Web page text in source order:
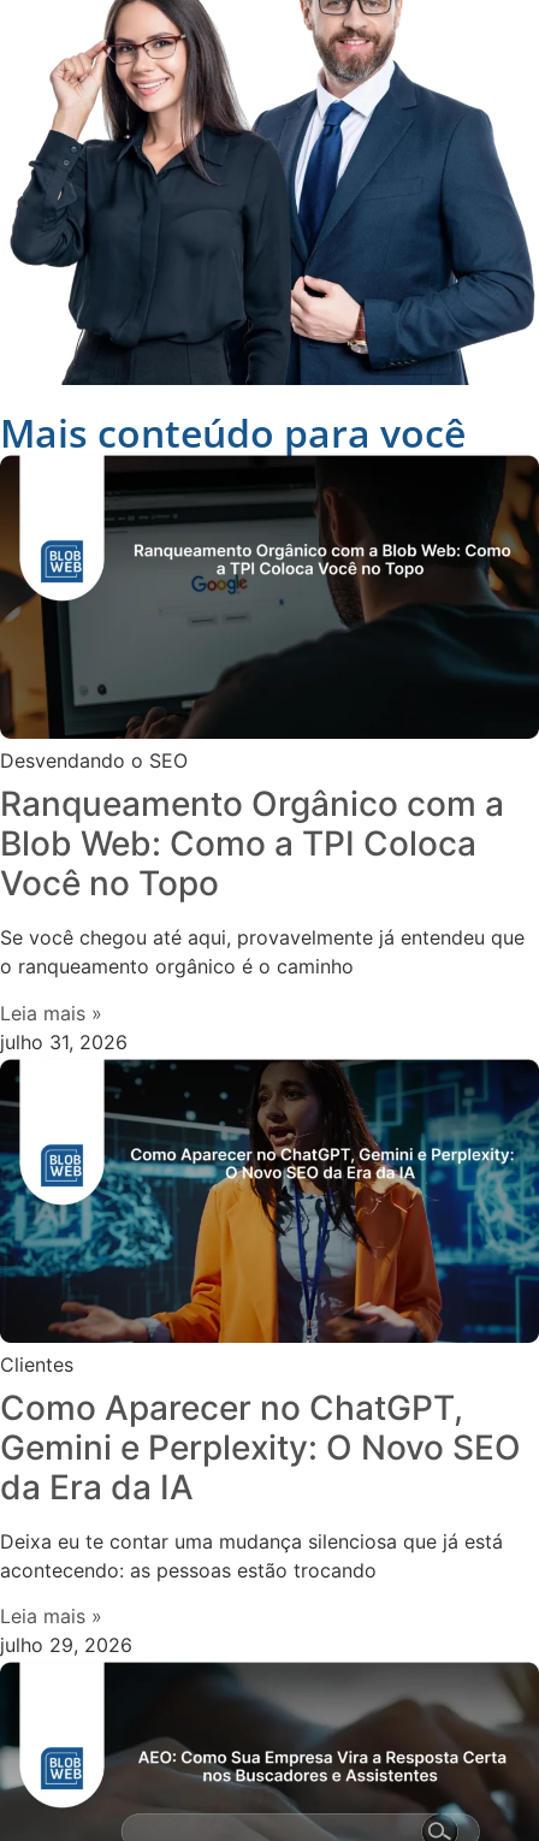
Mais conteúdo para você
Desvendando o SEO
Ranqueamento Orgânico com a
Blob Web: Como a TPI Coloca
Você no Topo
Se você chegou até aqui, provavelmente já entendeu que
o ranqueamento orgânico é o caminho
Leia mais »
julho 31, 2026
Clientes
Como Aparecer no ChatGPT,
Gemini e Perplexity: O Novo SEO
da Era da IA
Deixa eu te contar uma mudança silenciosa que já está
acontecendo: as pessoas estão trocando
Leia mais »
julho 29, 2026